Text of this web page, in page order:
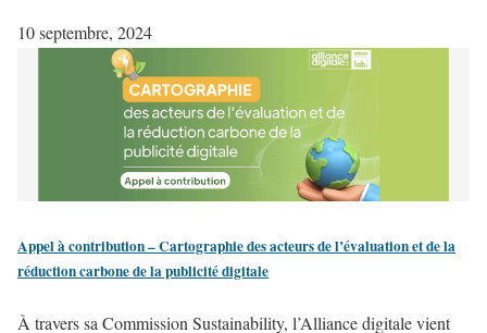
10 septembre, 2024
Appel à contribution – Cartographie des acteurs de l’évaluation et de la
réduction carbone de la publicité digitale
À travers sa Commission Sustainability, l’Alliance digitale vient